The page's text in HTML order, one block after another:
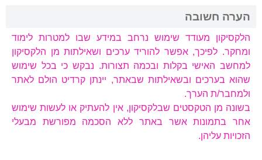
הערה חשובה
הלקסיקון מעודד שימוש נרחב במידע שבו למטרות לימוד
ומחקר. לפיכך, אפשר להוריד ערכים ושאילתות מן הלקסיקון
למחשב האישי בקלות ובכמה תצורות. נבקש כי בכל שימוש
שהוא בערכים ובשאילתות שבאתר, יינתן קרדיט הולם לאתר
ולמחבר/ת הערך.
בשונה מן הטקסטים שבלקסיקון, אין להעתיק או לעשות שימוש
אחר בתמונות אשר באתר ללא הסכמה מפורשת מבעלי
הזכויות עליהן.